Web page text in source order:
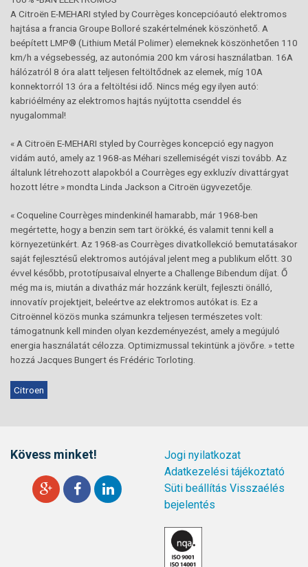
A Citroën E-MEHARI styled by Courrèges koncepcióautó elektromos
hajtása a francia Groupe Bolloré szakértelmének köszönhető. A
beépített LMP® (Lithium Metál Polimer) elemeknek köszönhetően 110
km/h a végsebesség, az autonómia 200 km városi használatban. 16A
hálózatról 8 óra alatt teljesen feltöltődnek az elemek, míg 10A
konnektorról 13 óra a feltöltési idő. Nincs még egy ilyen autó:
kabrióélmény az elektromos hajtás nyújtotta csenddel és
nyugalommal!
« A Citroën E-MEHARI styled by Courrèges koncepció egy nagyon
vidám autó, amely az 1968-as Méhari szellemiségét viszi tovább. Az
általunk létrehozott alapokból a Courrèges egy exkluzív divattárgyat
hozott létre » mondta Linda Jackson a Citroën ügyvezetője.
« Coqueline Courrèges mindenkinél hamarabb, már 1968-ben
megértette, hogy a benzin sem tart örökké, és valamit tenni kell a
környezetünkért. Az 1968-as Courrèges divatkollekció bemutatásakor
saját fejlesztésű elektromos autójával jelent meg a publikum előtt. 30
évvel később, prototípusaival elnyerte a Challenge Bibendum díjat. Ő
még ma is, miután a divatház már hozzánk került, fejleszti önálló,
innovatív projektjeit, beleértve az elektromos autókat is. Ez a
Citroënnel közös munka számunkra teljesen természetes volt:
támogatnunk kell minden olyan kezdeményezést, amely a megújuló
energia használatát célozza. Optimizmussal tekintünk a jövőre. » tette
hozzá Jacques Bungert és Frédéric Torloting.
Citroen
Kövess minket!
Jogi nyilatkozat
Adatkezelési tájékoztató
Süti beállítás Visszaélés
bejelentés